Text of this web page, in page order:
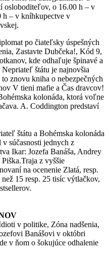
osloboditeľov, o 16.00 h – v
h – v kníhkupectve v
po čiateľsky úspešných
Zastavte Dubčeka!, Kód 9,
kde odhaľuje špinavé a
štátu je najnovšia
znovu kniha o nebezpečných
V tieni mafie a Čas dravcov!
kolonáda, ktorá voľne
A. Coddington predstaví
štátu a Bohémska kolonáda
súčasnosti jednych z
Ikar: Jozefa Banáša, Andrey
z vyššie
na ocenenie Zlatá, resp.
15 resp. 25 tisíc výtlačkov,
v politike, Zóna nadšenia,
Banášovi v októbri
v ňom o šokujúce odhalenie